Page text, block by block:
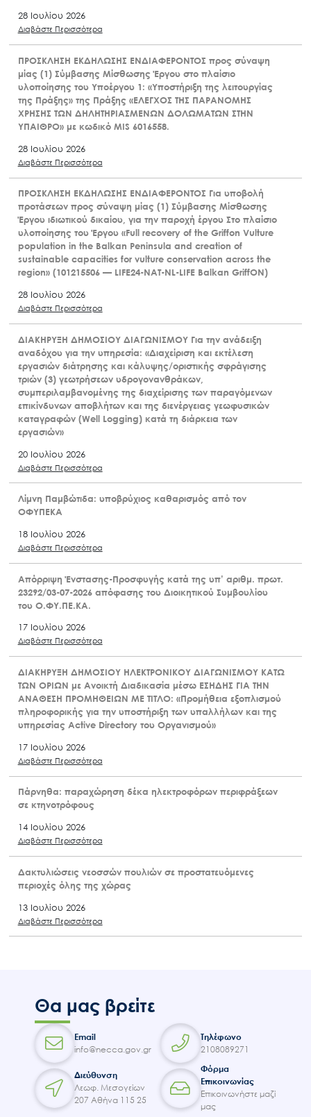
28 Ιουλίου 2026
Διαβάστε Περισσότερα
ΠΡΟΣΚΛΗΣΗ ΕΚΔΗΛΩΣΗΣ ΕΝΔΙΑΦΕΡΟΝΤΟΣ προς σύναψη
μίας (1) Σύμβασης Μίσθωσης Έργου στο πλαίσιο
υλοποίησης του Υποέργου 1: «Υποστήριξη της λειτουργίας
της Πράξης» της Πράξης «ΕΛΕΓΧΟΣ ΤΗΣ ΠΑΡΑΝΟΜΗΣ
ΧΡΗΣΗΣ ΤΩΝ ΔΗΛΗΤΗΡΙΑΣΜΕΝΩΝ ΔΟΛΩΜΑΤΩΝ ΣΤΗΝ
ΥΠΑΙΘΡΟ» με κωδικό MIS 6016558.
28 Ιουλίου 2026
Διαβάστε Περισσότερα
ΠΡΟΣΚΛΗΣΗ ΕΚΔΗΛΩΣΗΣ ΕΝΔΙΑΦΕΡΟΝΤΟΣ Για υποβολή
προτάσεων προς σύναψη μίας (1) Σύμβασης Μίσθωσης
Έργου ιδιωτικού δικαίου, για την παροχή έργου Στο πλαίσιο
υλοποίησης του Έργου «Full recovery of the Griffon Vulture
population in the Balkan Peninsula and creation of
sustainable capacities for vulture conservation across the
region» (101215506 — LIFE24-NAT-NL-LIFE Balkan GriffON)
28 Ιουλίου 2026
Διαβάστε Περισσότερα
ΔΙΑΚΗΡΥΞΗ ΔΗΜΟΣΙΟΥ ΔΙΑΓΩΝΙΣΜΟΥ Για την ανάδειξη
αναδόχου για την υπηρεσία: «Διαχείριση και εκτέλεση
εργασιών διάτρησης και κάλυψης/οριστικής σφράγισης
τριών (3) γεωτρήσεων υδρογονανθράκων,
συμπεριλαμβανομένης της διαχείρισης των παραγόμενων
επικίνδυνων αποβλήτων και της διενέργειας γεωφυσικών
καταγραφών (Well Logging) κατά τη διάρκεια των
εργασιών»
20 Ιουλίου 2026
Διαβάστε Περισσότερα
Λίμνη Παμβώτιδα: υποβρύχιος καθαρισμός από τον
ΟΦΥΠΕΚΑ
18 Ιουλίου 2026
Διαβάστε Περισσότερα
Απόρριψη Ένστασης-Προσφυγής κατά της υπ’ αριθμ. πρωτ.
23292/03-07-2026 απόφασης του Διοικητικού Συμβουλίου
του Ο.ΦΥ.ΠΕ.ΚΑ.
17 Ιουλίου 2026
Διαβάστε Περισσότερα
ΔΙΑΚΗΡΥΞΗ ΔΗΜΟΣΙΟΥ ΗΛΕΚΤΡΟΝΙΚΟΥ ΔΙΑΓΩΝΙΣΜΟΥ ΚΑΤΩ
ΤΩΝ ΟΡΙΩΝ με Ανοικτή Διαδικασία μέσω ΕΣΗΔΗΣ ΓΙΑ ΤΗΝ
ΑΝΑΘΕΣΗ ΠΡΟΜΗΘΕΙΩΝ ΜΕ ΤΙΤΛΟ: «Προμήθεια εξοπλισμού
πληροφορικής για την υποστήριξη των υπαλλήλων και της
υπηρεσίας Active Directory του Οργανισμού»
17 Ιουλίου 2026
Διαβάστε Περισσότερα
Πάρνηθα: παραχώρηση δέκα ηλεκτροφόρων περιφράξεων
σε κτηνοτρόφους
14 Ιουλίου 2026
Διαβάστε Περισσότερα
Δακτυλιώσεις νεοσσών πουλιών σε προστατευόμενες
περιοχές όλης της χώρας
13 Ιουλίου 2026
Διαβάστε Περισσότερα
Θα μας βρείτε
Email
info@necca.gov.gr
Τηλέφωνο
2108089271
Διεύθυνση
Λεωφ. Μεσογείων
207 Αθήνα 115 25
Φόρμα
Επικοινωνίας
Επικοινωνήστε μαζί
μας